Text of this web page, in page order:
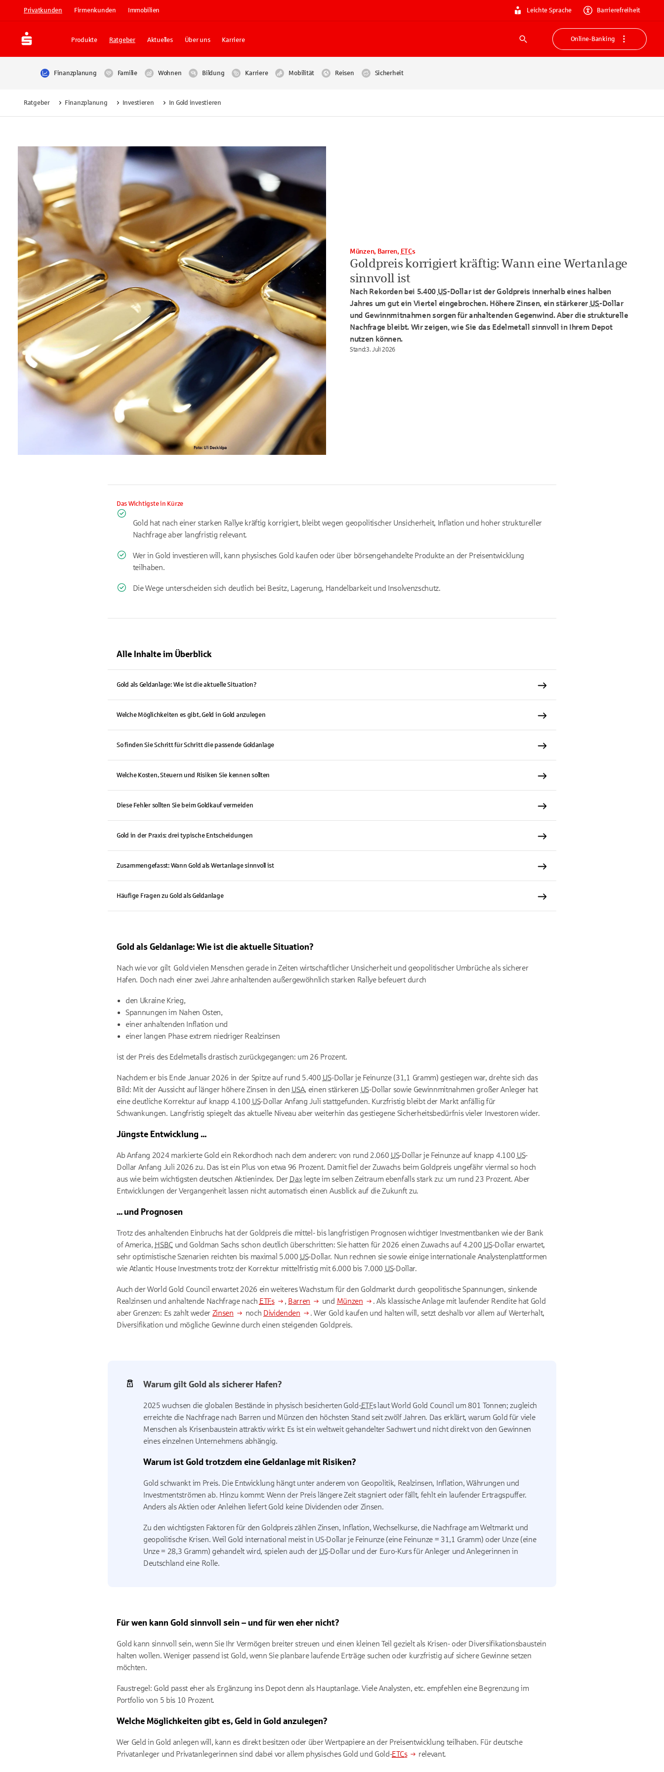
Privatkunden Firmenkunden Immobilien Leichte Sprache Barrierefreiheit
Produkte Ratgeber Aktuelles Über uns Karriere
Suche
Online-Banking
Finanzplanung Familie Wohnen Bildung Karriere Mobilität Reisen Sicherheit
Ratgeber Finanzplanung Investieren In Gold investieren
Goldpreis korrigiert kräftig: Wann eine Wertanlage
sinnvoll ist
Münzen, Barren, ETCs
Nach Rekorden bei 5.400 US-Dollar ist der Goldpreis innerhalb eines halben
Jahres um gut ein Viertel eingebrochen. Höhere Zinsen, ein stärkerer US-Dollar
und Gewinnmitnahmen sorgen für anhaltenden Gegenwind. Aber die strukturelle
Nachfrage bleibt. Wir zeigen, wie Sie das Edelmetall sinnvoll in Ihrem Depot
nutzen können.
Stand:3. Juli 2026
Das Wichtigste in Kürze
Gold hat nach einer starken Rallyekräftig korrigiert, bleibt wegen geopolitischer Unsicherheit, Inflation und hoher struktureller
Nachfrage aber langfristig relevant.
Wer in Gold investieren will, kann physisches Gold kaufen oder über börsengehandelte Produkte an der Preisentwicklung
teilhaben.
Die Wege unterscheiden sich deutlich bei Besitz, Lagerung, Handelbarkeit und Insolvenzschutz.
Alle Inhalte im Überblick
Gold als Geldanlage: Wie ist die aktuelle Situation?
Welche Möglichkeiten es gibt, Geld in Gold anzulegen
So finden Sie Schritt für Schritt die passende Goldanlage
Welche Kosten, Steuern und Risiken Sie kennen sollten
Diese Fehler sollten Sie beim Goldkauf vermeiden
Gold in der Praxis: drei typische Entscheidungen
Zusammengefasst: Wann Gold als Wertanlage sinnvoll ist
Häufige Fragen zu Gold als Geldanlage
Gold als Geldanlage: Wie ist die aktuelle Situation?
Nach wie vor gilt Gold vielen Menschen gerade in Zeiten wirtschaftlicher Unsicherheit und geopolitischer Umbrüche als sicherer
Hafen. Doch nach einer zwei Jahre anhaltenden außergewöhnlich starken Rallyebefeuert durch
den Ukraine Krieg,
Spannungen im Nahen Osten,
einer anhaltenden Inflation und
einer langen Phase extrem niedriger Realzinsen
ist der Preis des Edelmetalls drastisch zurückgegangen: um 26 Prozent.
Nachdem er bis Ende Januar 2026 in der Spitze auf rund 5.400 US-Dollar je Feinunze (31,1 Gramm) gestiegen war, drehte sich das
Bild: Mit der Aussicht auf länger höhere Zinsen in den USA, einen stärkeren US-Dollar sowie Gewinnmitnahmen großer Anleger hat
eine deutliche Korrektur auf knapp 4.100 US-Dollar Anfang Juli stattgefunden. Kurzfristig bleibt der Markt anfällig für
Schwankungen. Langfristig spiegelt das aktuelle Niveau aber weiterhin das gestiegene Sicherheitsbedürfnis vieler Investoren wider.
Jüngste Entwicklung ...
Ab Anfang 2024 markierte Gold ein Rekordhoch nach dem anderen: von rund 2.060 US-Dollar je Feinunze auf knapp 4.100 US-
Dollar Anfang Juli 2026 zu. Das ist ein Plus von etwa 96 Prozent. Damit fiel der Zuwachs beim Goldpreis ungefähr viermal so hoch
aus wie beim wichtigsten deutschen Aktienindex. Der Daxlegte im selben Zeitraum ebenfalls stark zu: um rund 23 Prozent. Aber
Entwicklungen der Vergangenheit lassen nicht automatisch einen Ausblick auf die Zukunft zu.
... und Prognosen
Trotz des anhaltenden Einbruchs hat der Goldpreis die mittel- bis langfristigen Prognosen wichtiger Investmentbanken wie der Bank
of America, HSBCund Goldman Sachs schon deutlich überschritten: Sie hatten für 2026 einen Zuwachs auf 4.200 US-Dollar erwartet,
sehr optimistische Szenarien reichten bis maximal 5.000 US-Dollar. Nun rechnen sie sowie einige internationale Analystenplattformen
wie Atlantic House Investmentstrotz der Korrektur mittelfristig mit 6.000 bis 7.000 US-Dollar.
Auch derWorld Gold Council erwartet 2026 ein weiteres Wachstum für den Goldmarkt durch geopolitische Spannungen, sinkende
Realzinsen und anhaltende Nachfrage nach ETFs , Barren und Münzen
. Als klassische Anlage mit laufender Rendite hat Gold
aber Grenzen: Es zahlt weder Zinsen noch Dividenden
. Wer Gold kaufen und halten will, setzt deshalb vor allem auf Werterhalt,
Diversifikation und mögliche Gewinne durch einen steigenden Goldpreis.
Warum gilt Gold als sicherer Hafen?
2025 wuchsen die globalen Bestände in physisch besicherten Gold-ETFs lautWorld Gold Council um 801 Tonnen; zugleich
erreichte die Nachfrage nach Barren und Münzen den höchsten Stand seit zwölf Jahren. Das erklärt, warum Gold für viele
Menschen als Krisenbaustein attraktiv wirkt: Es ist ein weltweit gehandelter Sachwert und nicht direkt von den Gewinnen
eines einzelnen Unternehmens abhängig.
Warum ist Gold trotzdem eine Geldanlage mit Risiken?
Gold schwankt im Preis. Die Entwicklung hängt unter anderem von Geopolitik, Realzinsen, Inflation, Währungen und
Investmentströmen ab. Hinzu kommt: Wenn der Preis längere Zeit stagniert oder fällt, fehlt ein laufender Ertragspuffer.
Anders als Aktien oder Anleihen liefert Gold keine Dividenden oder Zinsen.
Zu den wichtigsten Faktoren für den Goldpreis zählen Zinsen, Inflation, Wechselkurse, die Nachfrage am Weltmarkt und
geopolitische Krisen. Weil Gold international meist in US-Dollar je Feinunze (eine Feinunze = 31,1 Gramm) oder Unze (eine
Unze = 28,3 Gramm) gehandelt wird, spielen auch der US-Dollar und der Euro-Kurs für Anleger und Anlegerinnen in
Deutschland eine Rolle.
Für wen kann Gold sinnvoll sein – und für wen eher nicht?
Gold kann sinnvoll sein, wenn Sie Ihr Vermögen breiter streuen und einen kleinen Teil gezielt als Krisen- oder Diversifikationsbaustein
halten wollen. Weniger passend ist Gold, wenn Sie planbare laufende Erträge suchen oder kurzfristig auf sichere Gewinne setzen
möchten.
Faustregel: Gold passt eher als Ergänzung ins Depot denn als Hauptanlage. Viele Analysten, etc. empfehlen eine Begrenzung im
Portfolio von 5 bis 10 Prozent.
Welche Möglichkeiten gibt es, Geld in Gold anzulegen?
Wer Geld in Gold anlegen will, kann es direkt besitzen oder über Wertpapiere an der Preisentwicklung teilhaben. Für deutsche
Privatanleger und Privatanlegerinnen sind dabei vor allem physisches Gold und Gold-ETCs relevant.